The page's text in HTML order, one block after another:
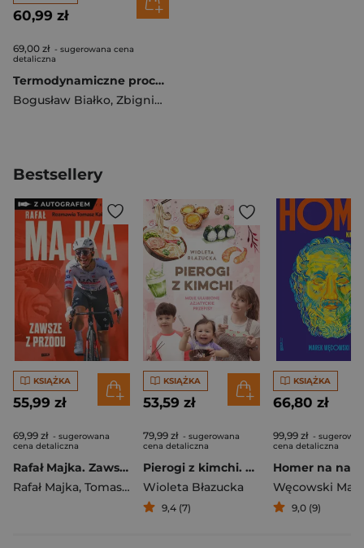
60,99 zł
69,00 zł - sugerowana cena
detaliczna
Termodynamiczne procesy i przemiany w obiegach..
Bogusław Białko, Zbigniew A. Królicki
Bestsellery
KSIĄŻKA
55,99 zł
69,99 zł - sugerowana
cena detaliczna
Rafał Majka. Zawsze z przodu. Rozmawia Tomasz Kalemba - książka z autografem
Rafał Majka, Tomasz Kalemba
KSIĄŻKA
53,59 zł
79,99 zł - sugerowana
cena detaliczna
Pierogi z kimchi. Moje ulubione azjatyckie przepisy
Wioleta Błazucka
9,4 (7)
KSIĄŻKA
66,80 zł
99,99 zł -
cena detaliczna
Węcowski
9,0 (9)